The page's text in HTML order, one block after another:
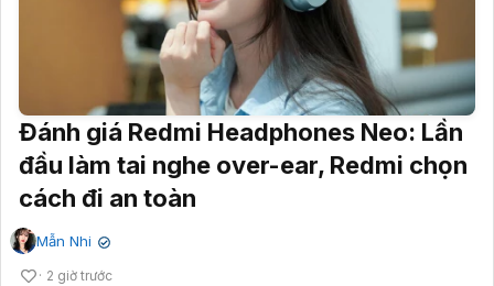
Đánh giá Redmi Headphones Neo: Lần
đầu làm tai nghe over-ear, Redmi chọn
cách đi an toàn
Mẫn Nhi ✔
2 giờ trước